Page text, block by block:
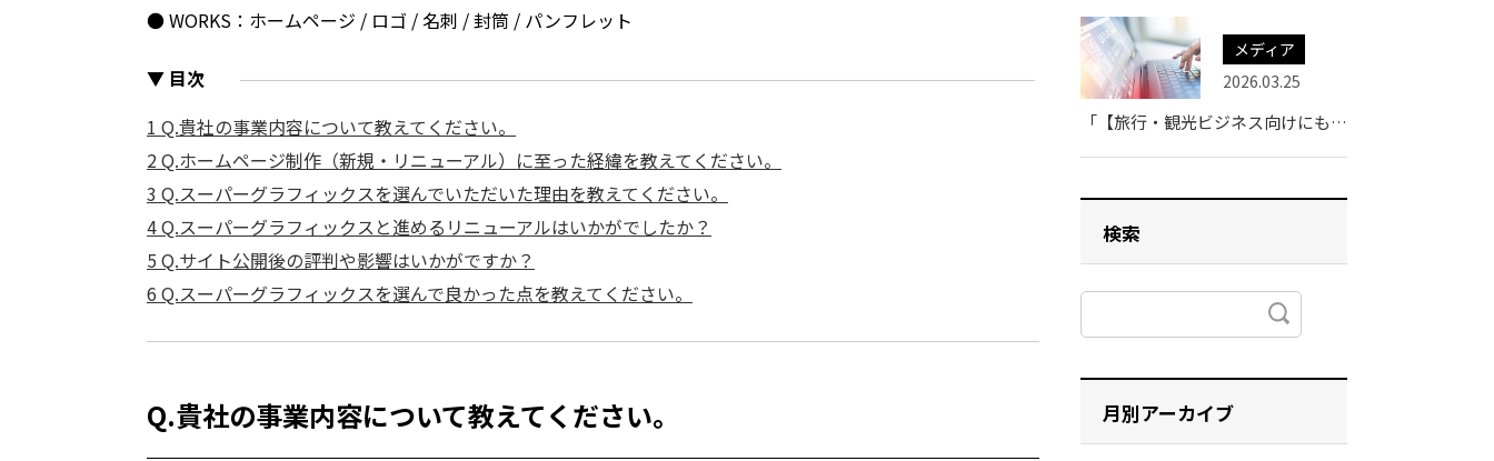
● WORKS： ホームページ / ロゴ / 名刺 / 封筒 / パンフレット
▼ 目次
1 Q.貴社の事業内容について教えてください。
2Q.ホームページ制作（新規・リニューアル）に至った経緯を教えてください。
3 Q.スーパーグラフィックスを選んでいただいた理由を教えてください。
4Q.スーパーグラフィックスと進めるリニューアルはいかがでしたか？
5 Q.サイト公開後の評判や影響はいかがですか？
6 Q.スーパーグラフィックスを選んで良かった点を教えてください。
Q.貴社の事業内容について教えてください。
メディア
2026.03.25
「【旅行・観光ビジネス向けにも】WEB制作・開発/DX/ITサービス会社を厳選紹介」に当社が掲載されました。
検索
月別アーカイブ